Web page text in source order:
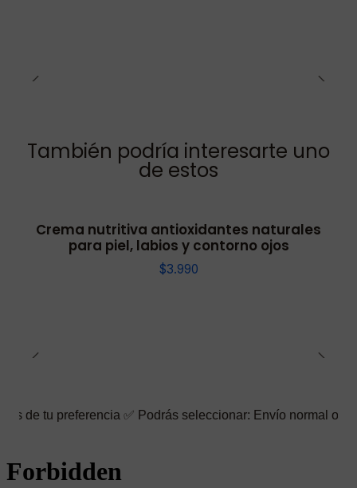
También podría interesarte uno
de estos
Crema nutritiva antioxidantes naturales
para piel, labios y contorno ojos
$3.990
✅ Podrás seleccionar: Envío normal o rápido ☑️